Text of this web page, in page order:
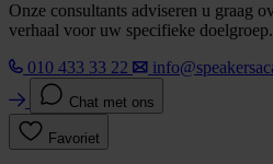
Onze consultants adviseren u graag
verhaal voor uw specifieke doelgroep.
010 433 33 22
Chat met ons
Favoriet